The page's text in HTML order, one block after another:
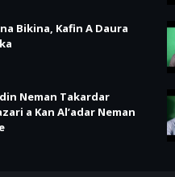
Bikina, Kafin A Daura
Neman Takardar
a Kan Al’adar Neman